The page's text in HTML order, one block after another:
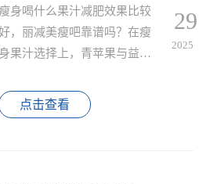
身喝什么果汁减肥效果比较
，丽减美瘦吧靠谱吗？在瘦
身果汁选择上，青苹果与益生
续饮用28天可使腰围缩减5-
7cm；而红心火龙果与奇亚籽的
点击查看
29
2025